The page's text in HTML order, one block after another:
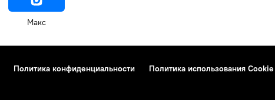
Макс
Политика конфиденциальности Политика использования Cookie